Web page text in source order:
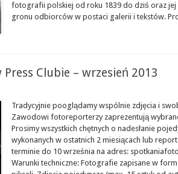
fotografii polskiej od roku 1839 do dziś oraz jej
gronu odbiorców w postaci galerii i tekstów.
Clubie – wrzesień 2013
Tradycyjnie pooglądamy wspólnie zdjęcia i
Zawodowi fotoreporterzy zaprezentują
Prosimy wszystkich chętnych o nadesłanie
wykonanych w ostatnich 2 miesiącach lub
terminie do 10 września na adres:
Warunki techniczne: Fotografie zapisane w